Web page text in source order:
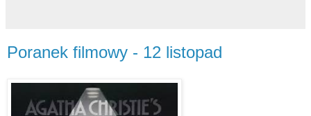
Poranek filmowy - 12 listopad